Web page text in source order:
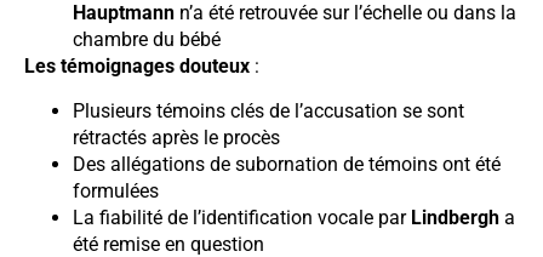
Hauptmann n’a été retrouvée sur l’échelle ou dans la
chambre du bébé
Les témoignages douteux :
Plusieurs témoins clés de l’accusation se sont
rétractés après le procès
Des allégations de subornation de témoins ont été
formulées
La fiabilité de l’identification vocale par Lindbergh a
été remise en question